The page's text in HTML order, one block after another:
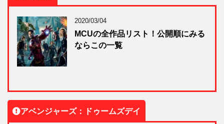
2020/03/04
MCUの全作品リスト！公開順にみる
ならこの一覧
アベンジャーズ：ドゥームズデイ